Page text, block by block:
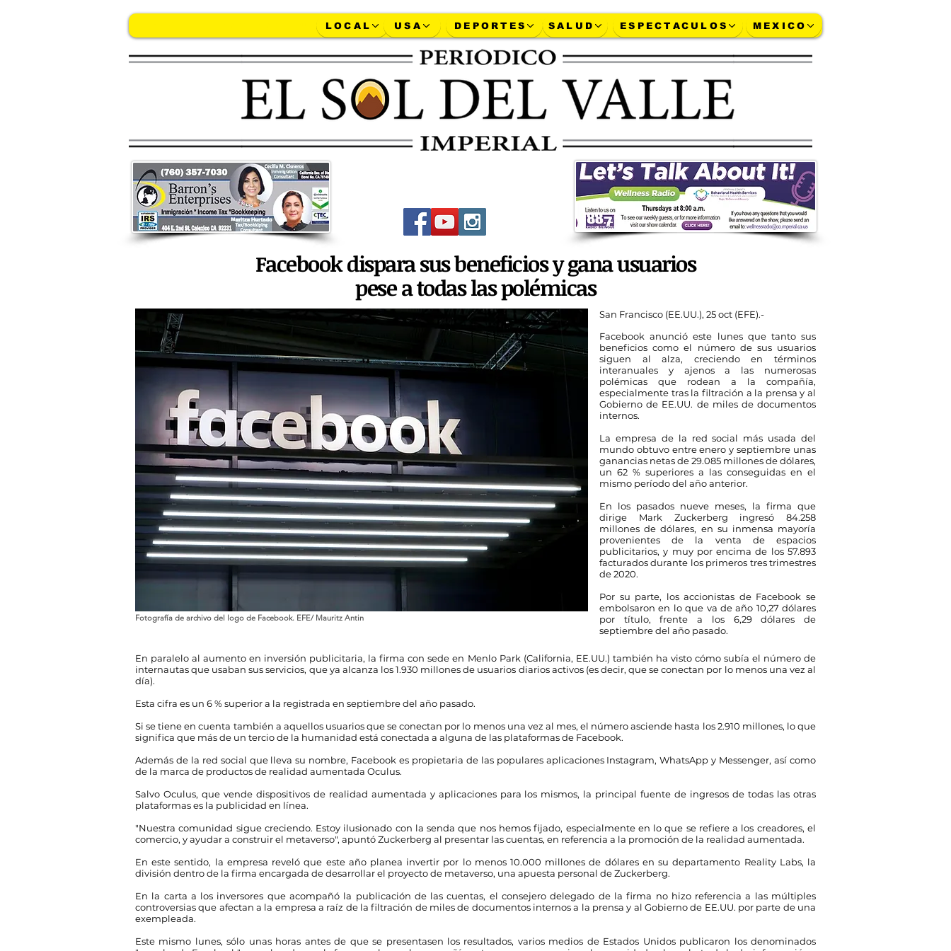
imponen-millonaria-multa-a-supermercado la-covid-redujo-en-mas-del-30% biden-rebaja-a-1,75-billones-su-plan More...
LOCAL USA DEPORTES SALUD ESPECTACULOS MEXICO
Facebook dispara sus beneficios y gana usuarios
pese a todas las polémicas
Fotografía de archivo del logo de Facebook. EFE/ Mauritz Antin
San Francisco (EE.UU.), 25 oct (EFE).-
Facebook anunció este lunes que tanto sus
beneficios como el número de sus usuarios
siguen al alza, creciendo en términos
interanuales y ajenos a las numerosas
polémicas que rodean a la compañía,
especialmente tras la filtración a la prensa y al
Gobierno de EE.UU. de miles de documentos
internos.
La empresa de la red social más usada del
mundo obtuvo entre enero y septiembre unas
ganancias netas de 29.085 millones de dólares,
un 62 % superiores a las conseguidas en el
mismo período del año anterior.
En los pasados nueve meses, la firma que
dirige Mark Zuckerberg ingresó 84.258
millones de dólares, en su inmensa mayoría
provenientes de la venta de espacios
publicitarios, y muy por encima de los 57.893
facturados durante los primeros tres trimestres
de 2020.
Por su parte, los accionistas de Facebook se
embolsaron en lo que va de año 10,27 dólares
por título, frente a los 6,29 dólares de
septiembre del año pasado.
En paralelo al aumento en inversión publicitaria, la firma con sede en Menlo Park (California, EE.UU.) también ha visto cómo subía el número de
internautas que usaban sus servicios, que ya alcanza los 1.930 millones de usuarios diarios activos (es decir, que se conectan por lo menos una vez al
día).
Esta cifra es un 6 % superior a la registrada en septiembre del año pasado.
Si se tiene en cuenta también a aquellos usuarios que se conectan por lo menos una vez al mes, el número asciende hasta los 2.910 millones, lo que
significa que más de un tercio de la humanidad está conectada a alguna de las plataformas de Facebook.
Además de la red social que lleva su nombre, Facebook es propietaria de las populares aplicaciones Instagram, WhatsApp y Messenger, así como
de la marca de productos de realidad aumentada Oculus.
Salvo Oculus, que vende dispositivos de realidad aumentada y aplicaciones para los mismos, la principal fuente de ingresos de todas las otras
plataformas es la publicidad en línea.
"Nuestra comunidad sigue creciendo. Estoy ilusionado con la senda que nos hemos fijado, especialmente en lo que se refiere a los creadores, el
comercio, y ayudar a construir el metaverso", apuntó Zuckerberg al presentar las cuentas, en referencia a la promoción de la realidad aumentada.
En este sentido, la empresa reveló que este año planea invertir por lo menos 10.000 millones de dólares en su departamento Reality Labs, la
división dentro de la firma encargada de desarrollar el proyecto de metaverso, una apuesta personal de Zuckerberg.
En la carta a los inversores que acompañó la publicación de las cuentas, el consejero delegado de la firma no hizo referencia a las múltiples
controversias que afectan a la empresa a raíz de la filtración de miles de documentos internos a la prensa y al Gobierno de EE.UU. por parte de una
exempleada.
Este mismo lunes, sólo unas horas antes de que se presentasen los resultados, varios medios de Estados Unidos publicaron los denominados